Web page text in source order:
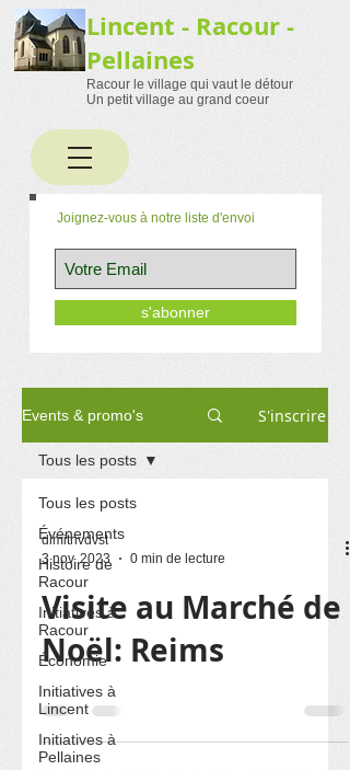
Lincent - Racour -
Pellaines
Racour le village qui vaut le détour
Un petit village au grand coeur
Joignez-vous à notre liste d'envoi
s'abonner
Events & promo's S'inscrire
Tous les posts
Événements
Histoire de
Racour
Initiatives à
Racour
Économie
Initiatives à
Lincent
Initiatives à
Pellaines
Tous les posts
dimitrivdvst
3 nov. 2023
0 min de lecture
Visite au Marché de
Noël: Reims